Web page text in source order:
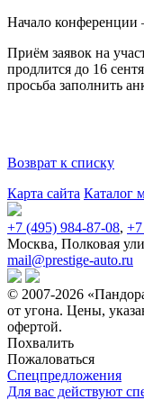
Начало конференции
Приём заявок на
продлится до 16
просьба заполнить
Возврат к списку
Карта сайта Каталог
+7 (495) 984-87-08,
Москва, Полковая
mail@prestige-auto.ru
© 2007-2026
от угона. Цены,
офертой.
Похвалить
Пожаловаться
Спецпредложения
Для вас действуют